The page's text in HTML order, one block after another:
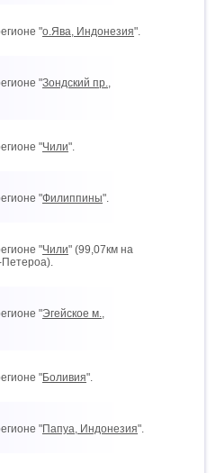
"о.Ява, Индонезия".
"Зондский пр.,
"Чили".
"Филиппины".
"Чили" (99,07км на
Петероа).
"Эгейское м.,
"Боливия".
"Папуа, Индонезия".